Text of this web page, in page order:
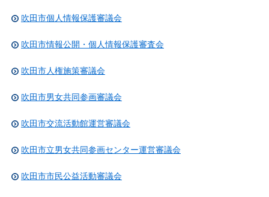
吹田市個人情報保護審議会
吹田市情報公開・個人情報保護審査会
吹田市人権施策審議会
吹田市男女共同参画審議会
吹田市交流活動館運営審議会
吹田市立男女共同参画センター運営審議会
吹田市市民公益活動審議会